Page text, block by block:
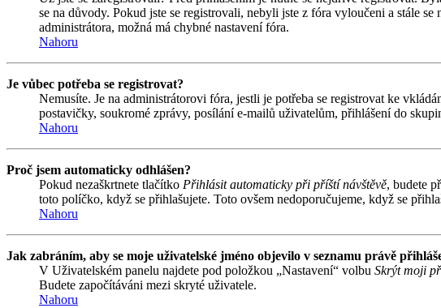
se na důvody. Pokud jste se registrovali, nebyli jste z fóra vyloučeni a stále
administrátora, možná má chybné nastavení fóra.
Nahoru
Je vůbec potřeba se registrovat?
Nemusíte. Je na administrátorovi fóra, jestli je potřeba se registrovat ke
postavičky, soukromé zprávy, posílání e-mailů uživatelům, přihlášení do
Nahoru
Proč jsem automaticky odhlášen?
Pokud nezaškrtnete tlačítko Přihlásit automaticky při příští návštěvě, budete
toto políčko, když se přihlašujete. Toto ovšem nedoporučujeme, když se
Nahoru
Jak zabráním, aby se moje uživatelské jméno objevilo v seznamu právě
V Uživatelském panelu najdete pod položkou „Nastavení“ volbu Skrýt moji
Budete započítáváni mezi skryté uživatele.
Nahoru